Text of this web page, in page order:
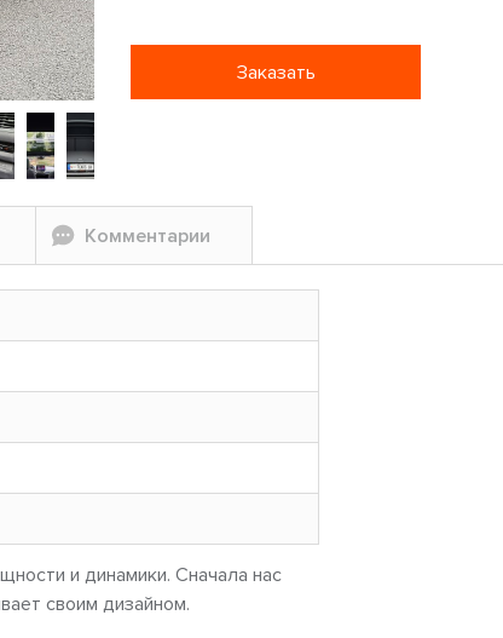
Заказать
Комментарии
и динамики. Сначала нас
своим дизайном.